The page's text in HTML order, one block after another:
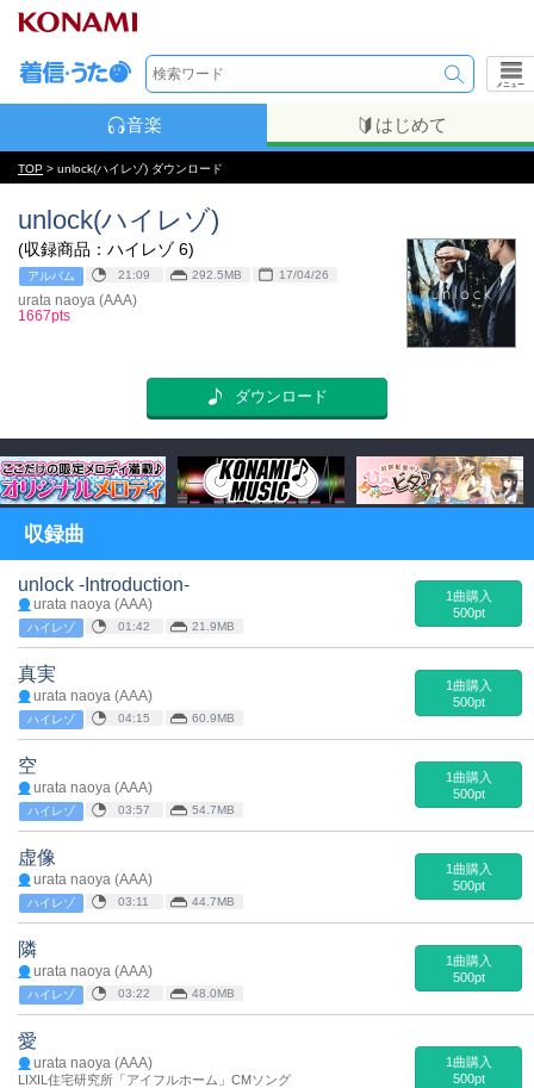
メニュー
音楽 はじめて
TOP > unlock(ハイレゾ) ダウンロード
unlock(ハイレゾ)
(収録商品：ハイレゾ 6)
アルバム 21:09 292.5MB 17/04/26
urata naoya (AAA)
1667pts
ダウンロード
収録曲
unlock -Introduction-
urata naoya (AAA)
ハイレゾ 01:42 21.9MB
1曲購入
500pt
真実
urata naoya (AAA)
ハイレゾ 04:15 60.9MB
1曲購入
500pt
空
urata naoya (AAA)
ハイレゾ 03:57 54.7MB
1曲購入
500pt
虚像
urata naoya (AAA)
ハイレゾ 03:11 44.7MB
1曲購入
500pt
隣
urata naoya (AAA)
ハイレゾ 03:22 48.0MB
1曲購入
500pt
愛
urata naoya (AAA)
LIXIL住宅研究所「アイフルホーム」CMソング
1曲購入
500pt